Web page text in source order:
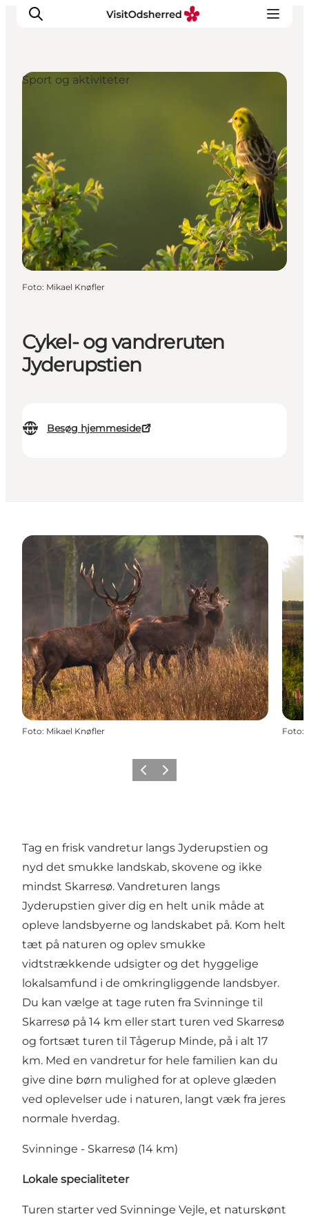
SPIS
OVERNAT
PRAKTISK
NYHEDSBREV
Cykel- og vandreruten
Jyderupstien
Besøg hjemmeside
Sport og aktiviteter
Foto: Mikael Knøfler
Foto: Mikael Knøfler Foto:
Forrige billede
Næste billede
Tag en frisk vandretur langs Jyderupstien og
nyd det smukke landskab, skovene og ikke
mindst Skarresø. Vandreturen langs
Jyderupstien giver dig en helt unik måde at
opleve landsbyerne og landskabet på. Kom helt
tæt på naturen og oplev smukke
vidtstrækkende udsigter og det hyggelige
lokalsamfund i de omkringliggende landsbyer.
Du kan vælge at tage ruten fra Svinninge til
Skarresø på 14 km eller start turen ved Skarresø
og fortsæt turen til Tågerup Minde, på i alt 17
km. Med en vandretur for hele familien kan du
give dine børn mulighed for at opleve glæden
ved oplevelser ude i naturen, langt væk fra jeres
normale hverdag.
Svinninge - Skarresø (14 km)
Lokale specialiteter
Turen starter ved Svinninge Vejle, et naturskønt